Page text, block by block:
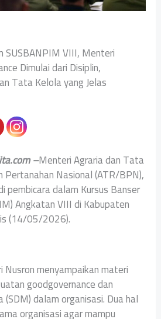
SUSBANPIM VIII, Menteri
Dimulai dari Disiplin,
Tata Kelola yang Jelas
–Menteri Agraria dan Tata
Nasional (ATR/BPN),
pembicara dalam Kursus Banser
Angkatan VIII di Kabupaten
(14/05/2026).
Nusron menyampaikan materi
goodgovernance dan
dalam organisasi. Dua hal
organisasi agar mampu